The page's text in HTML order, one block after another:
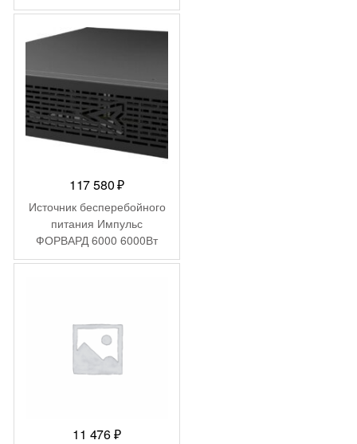
117 580₽
Источник бесперебойного
питания Импульс
ФОРВАРД 6000 6000Вт
6000ВА черный
11 476₽